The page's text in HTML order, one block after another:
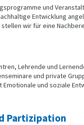
und
Entwicklung
wir für eine
Lehrende und
und private
und soziale
Partizipation